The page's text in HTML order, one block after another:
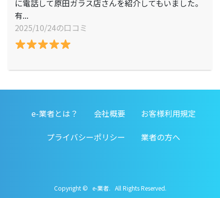
に電話して原田ガラス店さんを紹介してもいました。
有...
2025/10/24の口コミ
e-業者とは？ 会社概要
お客様利用規定
プライバシーポリシー
業者の方へ
Copyright © e-業者. All Rights Reserved.